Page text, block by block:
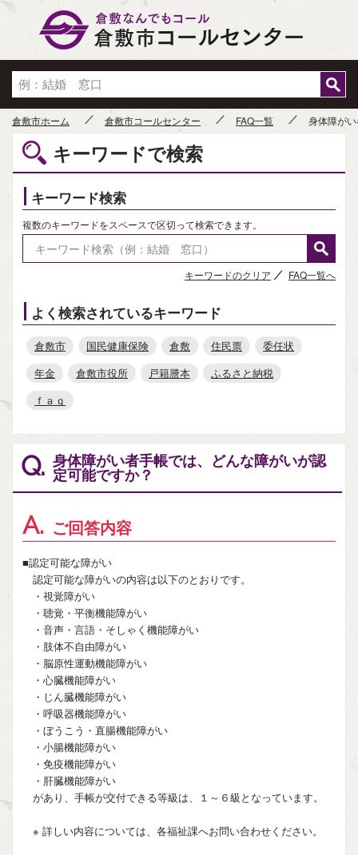
倉敷市ホーム 倉敷市コールセンター FAQ一覧 身体障が
キーワードで検索
キーワード検索
複数のキーワードをスペースで区切って検索できます。
キーワードのクリア FAQ一覧へ
よく検索されているキーワード
倉敷市 国民健康保険 倉敷 住民票
委任状
年金
倉敷市役所 戸籍謄本
ふるさと納税
ｆａｑ
Q. 身体障がい者手帳では、どんな障がいが認
定可能ですか？
A. ご回答内容
■認定可能な障がい
認定可能な障がいの内容は以下のとおりです。
・視覚障がい
・聴覚・平衡機能障がい
・音声・言語・そしゃく機能障がい
・肢体不自由障がい
・脳原性運動機能障がい
・心臓機能障がい
・じん臓機能障がい
・呼吸器機能障がい
・ぼうこう・直腸機能障がい
・小腸機能障がい
・免疫機能障がい
・肝臓機能障がい
があり、手帳が交付できる等級は、１～６級となっています。
※ 詳しい内容については、各福祉課へお問い合わせください。